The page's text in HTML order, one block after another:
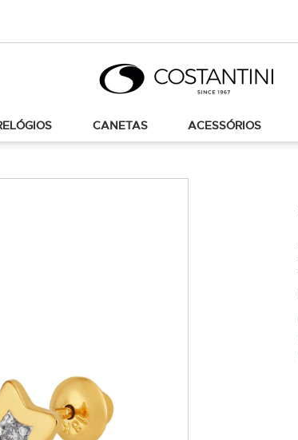
CANETAS ACESSÓRIOS